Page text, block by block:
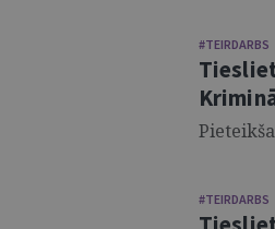
#TEIRDARBS
#TEIRDARBS